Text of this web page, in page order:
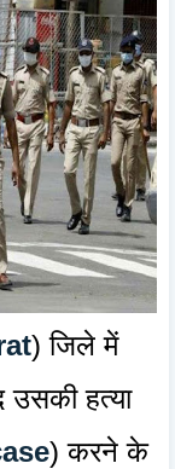
) जिले में
उसकी हत्या
) करने के